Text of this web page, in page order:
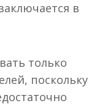
в
только
поскольку